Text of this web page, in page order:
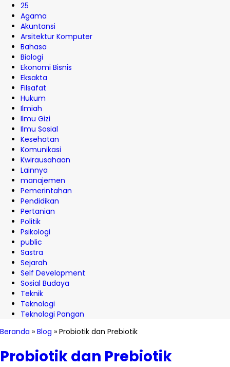
25
Agama
Akuntansi
Arsitektur Komputer
Bahasa
Biologi
Ekonomi Bisnis
Eksakta
Filsafat
Hukum
Ilmiah
Ilmu Gizi
Ilmu Sosial
Kesehatan
Komunikasi
Kwirausahaan
Lainnya
manajemen
Pemerintahan
Pendidikan
Pertanian
Politik
Psikologi
public
Sastra
Sejarah
Self Development
Sosial Budaya
Teknik
Teknologi
Teknologi Pangan
Beranda » Blog » Probiotik dan Prebiotik
Probiotik dan Prebiotik